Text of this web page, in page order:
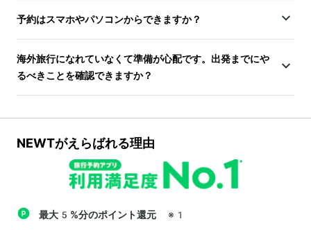
予約はスマホやパソコンからできますか？
海外旅行になれていなくて準備が心配です。出発までにや
るべきことを確認できますか？
NEWTがえらばれる理由
最大5%分のポイント還元 ※1